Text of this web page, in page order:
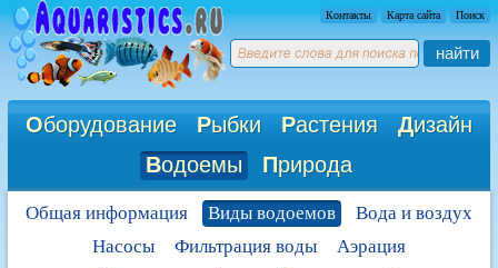
Контакты Карта сайта Поиск
найти
Оборудование Рыбки Растения Дизайн
Водоемы Природа
Общая информация Виды водоемов
Вода и воздух
Насосы
Фильтрация воды
Аэрация